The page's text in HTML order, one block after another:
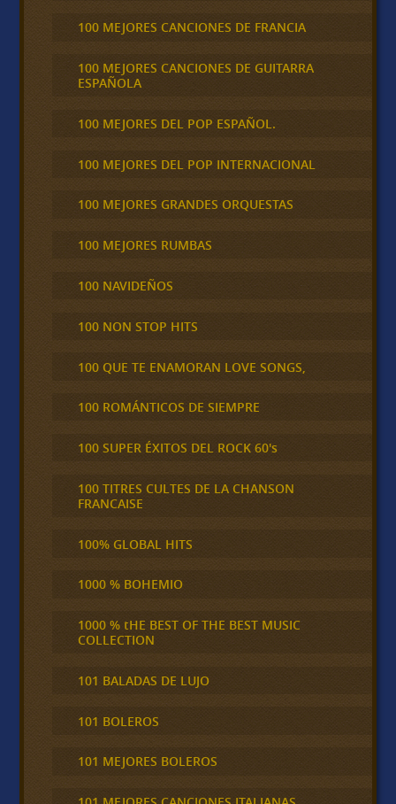
100 MEJORES CANCIONES DE FRANCIA
100 MEJORES CANCIONES DE GUITARRA
ESPAÑOLA
100 MEJORES DEL POP ESPAÑOL.
100 MEJORES DEL POP INTERNACIONAL
100 MEJORES GRANDES ORQUESTAS
100 MEJORES RUMBAS
100 NAVIDEÑOS
100 NON STOP HITS
100 QUE TE ENAMORAN LOVE SONGS,
100 ROMÁNTICOS DE SIEMPRE
100 SUPER ÉXITOS DEL ROCK 60's
100 TITRES CULTES DE LA CHANSON
FRANCAISE
100% GLOBAL HITS
1000 % BOHEMIO
1000 % tHE BEST OF THE BEST MUSIC
COLLECTION
101 BALADAS DE LUJO
101 BOLEROS
101 MEJORES BOLEROS